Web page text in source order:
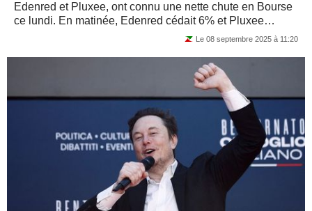
Edenred et Pluxee, ont connu une nette chute en Bourse
ce lundi. En matinée, Edenred cédait 6% et Pluxee
reculait de près de 7%. En cause : les...Le 08 septembre 2025 à 11:20